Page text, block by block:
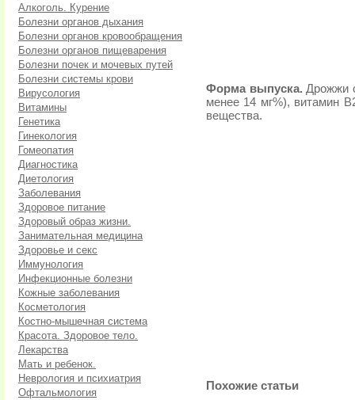
Алкоголь. Курение
Болезни органов дыхания
Болезни органов кровообращения
Болезни органов пищеварения
Болезни почек и мочевых путей
Болезни системы крови
Вирусология
Витамины
Генетика
Гинекология
Гомеопатия
Диагностика
Диетология
Заболевания
Здоровое питание
Здоровый образ жизни.
Занимательная медицина
Здоровье и секс
Иммунология
Инфекционные болезни
Кожные заболевания
Косметология
Костно-мышечная система
Красота. Здоровое тело.
Лекарства
Мать и ребенок.
Неврология и психиатрия
Офтальмология
Форма выпуска. Дрожжи
менее 14 мг%), витамин
вещества.
Похожие статьи